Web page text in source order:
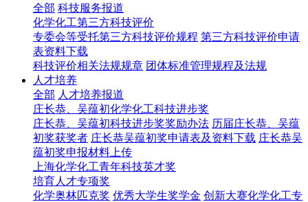
全部 科技服务报道
化学化工第三方科技评价
专委会等受托第三方科技评价规程 第三方科技评价申请
表资料下载
科技评价相关法规规章 团体标准管理规程及法规
人才培养
全部 人才培养报道
庄长恭、吴蕴初化学化工科技进步奖
庄长恭、吴蕴初科技进步奖奖励办法 历届庄长恭、吴蕴
初奖获奖者 庄长恭吴蕴初奖申请表及资料下载 庄长恭吴
蕴初奖申报材料上传
上海化学化工青年科技英才奖
培育人才专项奖
化学奥林匹克奖 优秀大学生奖学金 创新大赛化学化工专